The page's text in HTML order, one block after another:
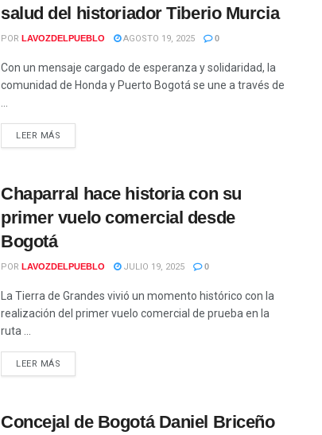
salud del historiador Tiberio Murcia
POR LAVOZDELPUEBLO AGOSTO 19, 2025 0
Con un mensaje cargado de esperanza y solidaridad, la
comunidad de Honda y Puerto Bogotá se une a través de
LEER MÁS
Chaparral hace historia con su
primer vuelo comercial desde
Bogotá
POR LAVOZDELPUEBLO JULIO 19, 2025 0
La Tierra de Grandes vivió un momento histórico con la
realización del primer vuelo comercial de prueba en la
ruta ...
LEER MÁS
Concejal de Bogotá Daniel Briceño